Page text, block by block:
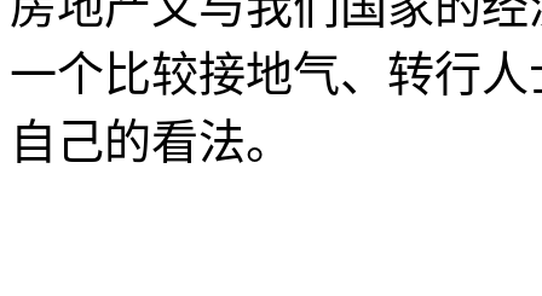
一个比较接地气、转行
自己的看法。